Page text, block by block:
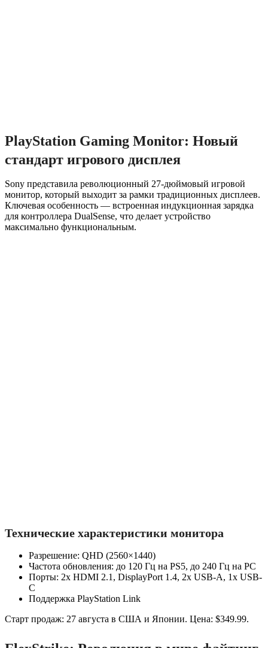
PlayStation Gaming Monitor: Новый
стандарт игрового дисплея
Sony представила революционный 27-дюймовый игровой
монитор, который выходит за рамки традиционных дисплеев.
Ключевая особенность — встроенная индукционная зарядка
для контроллера DualSense, что делает устройство
максимально функциональным.
Технические характеристики монитора
Разрешение: QHD (2560×1440)
Частота обновления: до 120 Гц на PS5, до 240 Гц на PC
Порты: 2x HDMI 2.1, DisplayPort 1.4, 2x USB-A, 1x USB-
C
Поддержка PlayStation Link
Старт продаж: 27 августа в США и Японии. Цена: $349.99.